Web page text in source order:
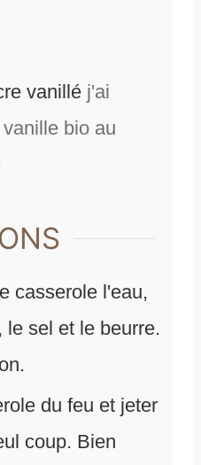
vanillé j'ai
bio au
casserole l'eau,
le sel et le beurre.
du feu et jeter
coup. Bien